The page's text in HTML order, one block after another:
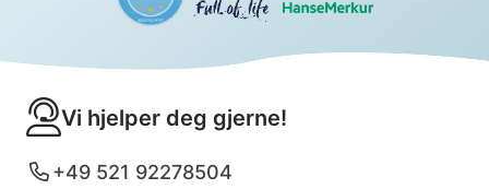
Vi hjelper deg gjerne!
+49 521 92278504